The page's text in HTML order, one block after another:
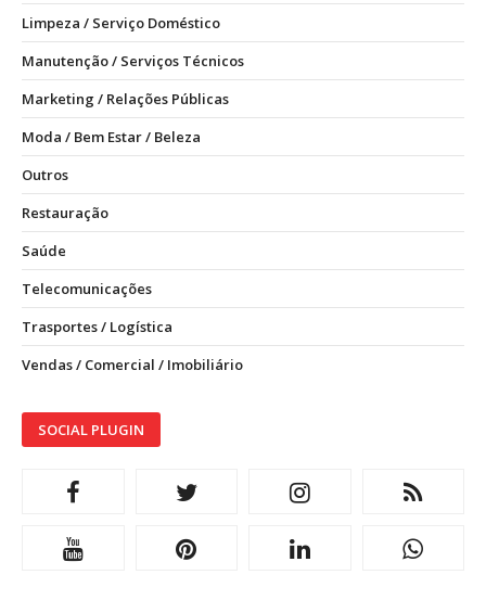
Limpeza / Serviço Doméstico
Manutenção / Serviços Técnicos
Marketing / Relações Públicas
Moda / Bem Estar / Beleza
Outros
Restauração
Saúde
Telecomunicações
Trasportes / Logística
Vendas / Comercial / Imobiliário
SOCIAL PLUGIN